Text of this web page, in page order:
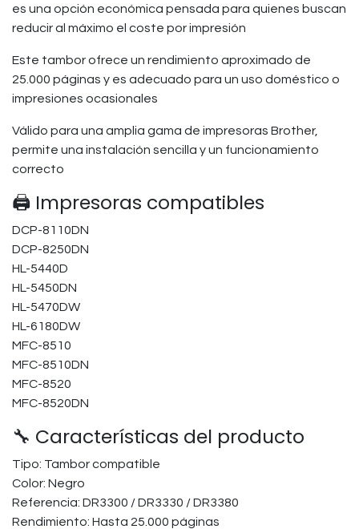
es una opción económica pensada para quienes buscan
reducir al máximo el coste por impresión
Este tambor ofrece un rendimiento aproximado de
25.000 páginas y es adecuado para un uso doméstico o
impresiones ocasionales
Válido para una amplia gama de impresoras Brother,
permite una instalación sencilla y un funcionamiento
correcto
🖨️ Impresoras compatibles
DCP-8110DN
DCP-8250DN
HL-5440D
HL-5450DN
HL-5470DW
HL-6180DW
MFC-8510
MFC-8510DN
MFC-8520
MFC-8520DN
🔧 Características del producto
Tipo: Tambor compatible
Color: Negro
Referencia: DR3300 / DR3330 / DR3380
Rendimiento: Hasta 25.000 páginas